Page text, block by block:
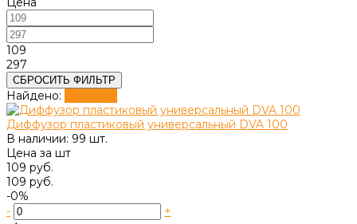
109
297
СБРОСИТЬ ФИЛЬТР
Найдено:
Диффузор пластиковый универсальный DVA 100
В наличии: 99 шт.
Цена за шт
109 руб.
109 руб.
-0%
-
+